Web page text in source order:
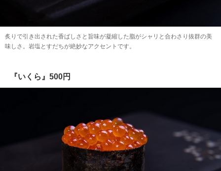
炙りで引き出された香ばしさと旨味が凝縮した脂がシャリと合わさり抜群の美
味しさ。岩塩とすだちが絶妙なアクセントです。
『いくら』500円